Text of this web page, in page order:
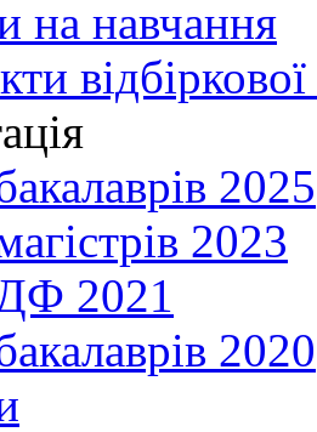
на навчання
2025
2023
2021
2020